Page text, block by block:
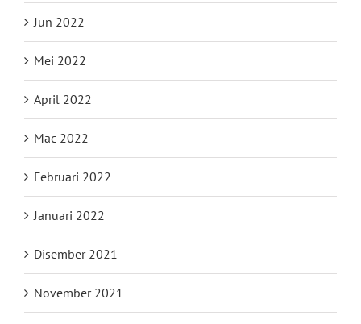
Jun 2022
Mei 2022
April 2022
Mac 2022
Februari 2022
Januari 2022
Disember 2021
November 2021